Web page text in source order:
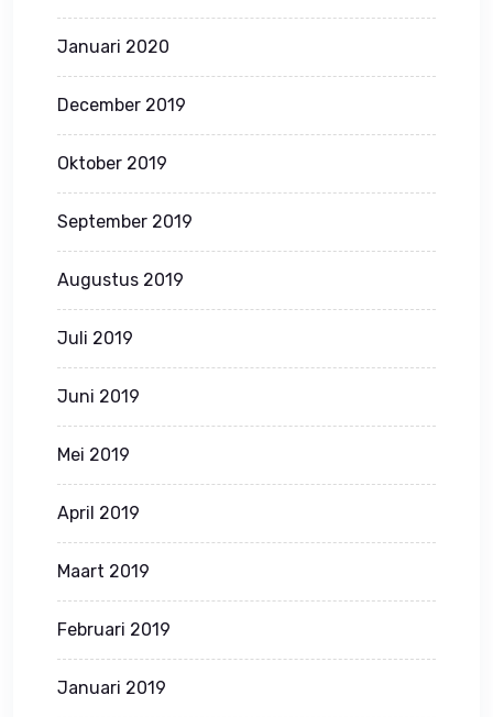
Januari 2020
December 2019
Oktober 2019
September 2019
Augustus 2019
Juli 2019
Juni 2019
Mei 2019
April 2019
Maart 2019
Februari 2019
Januari 2019